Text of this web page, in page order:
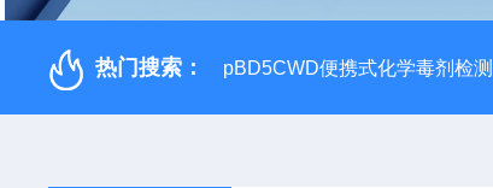
热门搜索： pBD5CWD便携式化学毒剂检